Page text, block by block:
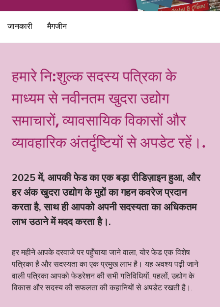
जानकारी मैगजीन
हमारे नि:शुल्क सदस्य पत्रिका के
माध्यम से नवीनतम खुदरा उद्योग
समाचारों, व्यावसायिक विकासों और
व्यावहारिक अंतर्दृष्टियों से अपडेट रहें।.
2025 में, आपकी फेड का एक बड़ा रीडिज़ाइन हुआ, और
हर अंक खुदरा उद्योग के मुद्दों का गहन कवरेज प्रदान
करता है, साथ ही आपको अपनी सदस्यता का अधिकतम
लाभ उठाने में मदद करता है।.
हर महीने आपके दरवाजे पर पहुँचाया जाने वाला, योर फेड एक विशेष
पत्रिका है और सदस्यता का एक प्रमुख लाभ है। यह अवश्य पढ़ी जाने
वाली पत्रिका आपको फेडरेशन की सभी गतिविधियों, पहलों, उद्योग के
विकास और सदस्य की सफलता की कहानियों से अपडेट रखती है।.